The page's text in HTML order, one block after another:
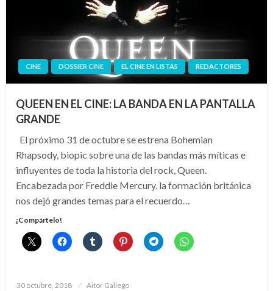
CINE DOSSIER CINE EL CINE EN LISTAS REDACTORES
QUEEN EN EL CINE: LA BANDA EN LA PANTALLA
GRANDE
El próximo 31 de octubre se estrena Bohemian
Rhapsody, biopic sobre una de las bandas más míticas e
influyentes de toda la historia del rock, Queen.
Encabezada por Freddie Mercury, la formación británica
nos dejó grandes temas para el recuerdo…
¡Compártelo!
Publicado
30 octubre, 2018 Aitor Gallego